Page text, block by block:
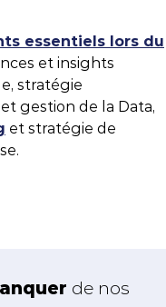
essentiels lors du
et insights
stratégie
gestion de la Data,
et stratégie de
de nos